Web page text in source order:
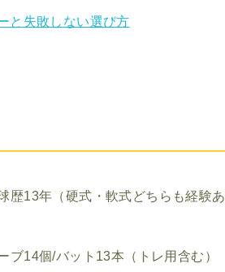
と失敗しない選び方
歴13年（硬式・軟式どちらも経験あ
ブ14個/バット13本（トレ用含む）